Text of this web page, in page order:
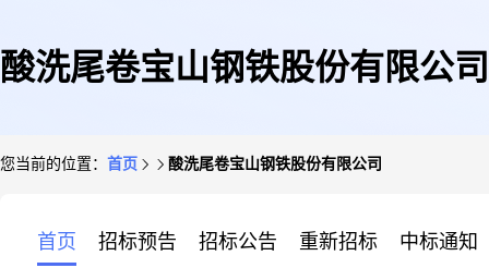
酸洗尾卷宝山钢铁股份有限公司
您当前的位置： 首页 酸洗尾卷宝山钢铁股份有限公司
首页 招标预告 招标公告 重新招标 中标通知